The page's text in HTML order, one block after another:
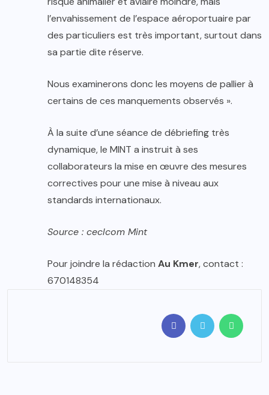
l’envahissement de l’espace aéroportuaire par
des particuliers est très important, surtout dans
sa partie dite réserve.
Nous examinerons donc les moyens de pallier à
certains de ces manquements observés ».
À la suite d’une séance de débriefing très
dynamique, le MINT a instruit à ses
collaborateurs la mise en œuvre des mesures
correctives pour une mise à niveau aux
standards internationaux.
Source : ceclcom Mint
Pour joindre la rédaction Au Kmer, contact :
670148354